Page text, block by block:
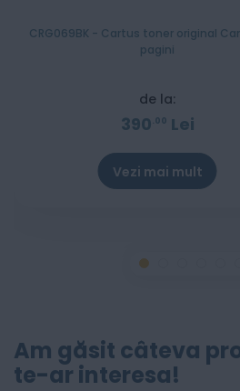
CRG069BK - Cartus toner original
pagini
de la:
390 00 Lei
Vezi mai mult
Stoc epuizat
Am găsit câteva
te-ar interesa!